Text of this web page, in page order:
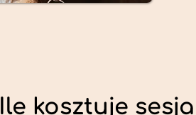
Ile kosztuje